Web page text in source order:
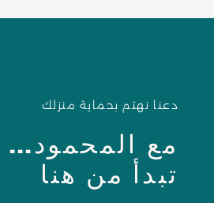
دعنا نهتم بحماية منزلك
مع
تبدأ من هنا